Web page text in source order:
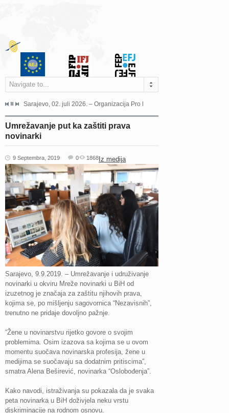
Navigate to...
Grada Sarajeva povodom Dana Sarajeva dugogodišnjoj...
Sarajevo, 02. juli 2026. – Organizacija Pro Educa juče je uspješno
Umrežavanje put ka zaštiti prava
novinarki
9 Septembra, 2019 Iz medija
0 1868
Sarajevo, 9.9.2019. – Umrežavanje i udruživanje
novinarki u okviru Mreže novinarki u BiH od
izuzetnog je značaja za zaštitu njihovih prava,
kojima se, po mišljenju sagovornica “Nezavisnih”,
trenutno ne pridaje dovoljno pažnje.
“Žene u novinarstvu rijetko govore o svojim
problemima. Osim izazova sa kojima se u ovom
momentu suočava novinarska profesija, žene u
medijima se suočavaju sa dodatnim pritiscima”,
smatra Alena Beširević, novinarka “Oslobođenja”.
Kako navodi, istraživanja su pokazala da je svaka
peta novinarka u BiH doživjela neku vrstu
diskriminacije na rodnom osnovu.